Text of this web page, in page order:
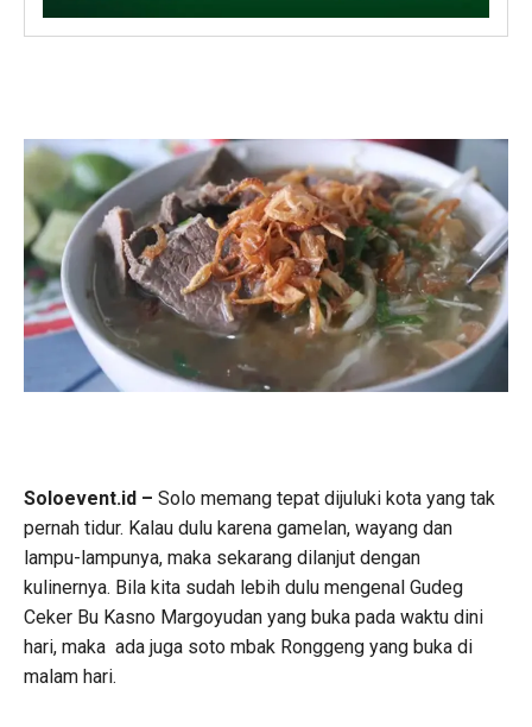
Soloevent.id – Solo memang tepat dijuluki kota yang tak
pernah tidur. Kalau dulu karena gamelan, wayang dan
lampu-lampunya, maka sekarang dilanjut dengan
kulinernya. Bila kita sudah lebih dulu mengenal Gudeg
Ceker Bu Kasno Margoyudan yang buka pada waktu dini
hari, maka ada juga soto mbak Ronggeng yang buka di
malam hari.